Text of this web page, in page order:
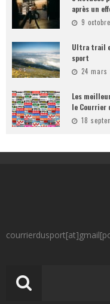
après un
9
Ultra trail
sport
24 mars
Les
le Courrier
18